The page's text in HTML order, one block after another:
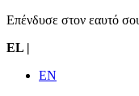
Επένδυσε στον εαυτό
EL |
EN